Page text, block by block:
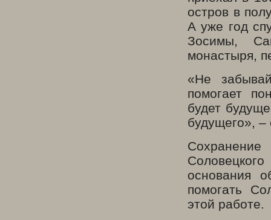
остров в
А уже год
Зосимы,
монастыря,
«Не
помогает
будет
будущего», –
основания
помогать
этой работе.